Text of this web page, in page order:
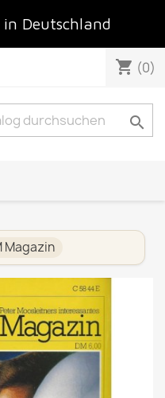
in Deutschland
shopping_cart (0)

Magazin